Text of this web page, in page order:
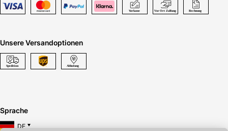
Unsere Versandoptionen
Sprache
DE